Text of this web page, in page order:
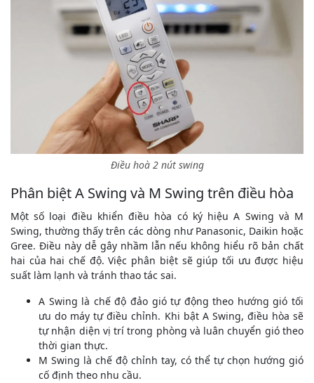
Điều hoà 2 nút swing
Phân biệt A Swing và M Swing trên điều hòa
Một số loại điều khiển điều hòa có ký hiệu A Swing và M
Swing, thường thấy trên các dòng như Panasonic, Daikin hoặc
Gree. Điều này dễ gây nhầm lẫn nếu không hiểu rõ bản chất
hai của hai chế độ. Việc phân biệt sẽ giúp tối ưu được hiệu
suất làm lạnh và tránh thao tác sai.
A Swing là chế độ đảo gió tự động theo hướng gió tối
ưu do máy tự điều chỉnh. Khi bật A Swing, điều hòa sẽ
tự nhận diện vị trí trong phòng và luân chuyển gió theo
thời gian thực.
M Swing là chế độ chỉnh tay, có thể tự chọn hướng gió
cố định theo nhu cầu.